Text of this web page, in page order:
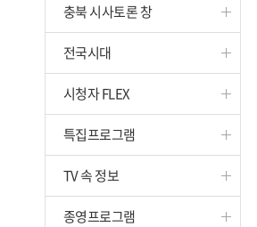
충북 시사토론 창
전국시대
시청자 FLEX
특집프로그램
TV 속 정보
종영프로그램